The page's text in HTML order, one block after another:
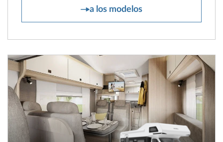
a los modelos
ONTOUR T